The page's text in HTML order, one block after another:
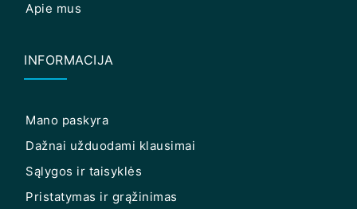
Apie mus
INFORMACIJA
Mano paskyra
Dažnai užduodami klausimai
Sąlygos ir taisyklės
Pristatymas ir grąžinimas